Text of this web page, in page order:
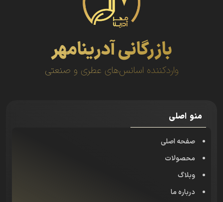
بازرگانی آدرینامهر
واردکننده اسانس‌های عطری و صنعتی
منو اصلی
صفحه اصلی
محصولات
وبلاگ
درباره ما